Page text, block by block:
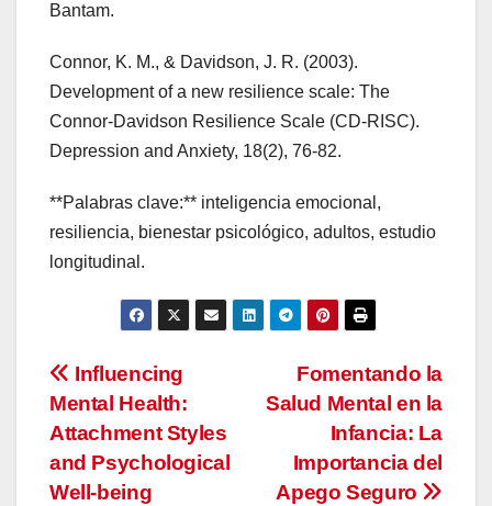
Bantam.
Connor, K. M., & Davidson, J. R. (2003).
Development of a new resilience scale: The
Connor-Davidson Resilience Scale (CD-RISC).
Depression and Anxiety, 18(2), 76-82.
**Palabras clave:** inteligencia emocional,
resiliencia, bienestar psicológico, adultos, estudio
longitudinal.
Navegación
de
entradas
Fomentando la
Salud Mental en la
Infancia: La
Importancia del
Apego Seguro
Influencing
Mental Health:
Attachment Styles
and Psychological
Well-being